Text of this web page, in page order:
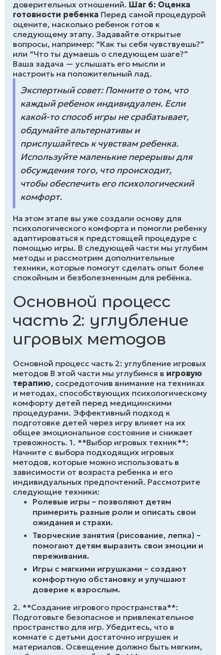
доверительных отношений. Шаг 6: Оценка
готовности ребенка Перед самой процедурой
оцените, насколько ребенок готов к
следующему этапу. Задавайте открытые
вопросы, например: “Как ты себя чувствуешь?”
или “Что ты думаешь о следующем шаге?”
Ваша задача — услышать его мысли и
настроить на положительный лад.
Экспертный совет: Помните о том, что
каждый ребенок индивидуален. Если
какой-то способ игры не срабатывает,
обдумайте альтернативы и
прислушайтесь к чувствам ребенка.
Используйте маленькие перерывы для
обсуждения того, что происходит,
чтобы обеспечить его психологический
комфорт.
На этом этапе вы уже создали основу для
психологического комфорта и помогли ребенку
адаптироваться к предстоящей процедуре с
помощью игры. В следующей части мы углубим
методы и рассмотрим дополнительные
техники, которые помогут сделать опыт более
спокойным и безболезненным для ребёнка.
Основной процесс
часть 2: углубление
игровых методов
Основной процесс часть 2: углубление игровых
методов В этой части мы углубимся в игровую
терапию, сосредоточив внимание на техниках
и методах, способствующих психологическому
комфорту детей перед медицинскими
процедурами. Эффективный подход к
подготовке детей через игру влияет на их
общее эмоциональное состояние и снижает
тревожность. 1. **Выбор игровых техник**:
Начните с выбора подходящих игровых
методов, которые можно использовать в
зависимости от возраста ребенка и его
индивидуальных предпочтений. Рассмотрите
следующие техники:
Ролевые игры – позволяют детям
примерить разные роли и описать свои
ожидания и страхи.
Творческие занятия (рисование, лепка) –
помогают детям выразить свои эмоции и
переживания.
Игры с мягкими игрушками – создают
комфортную обстановку и улучшают
доверие к взрослым.
2. **Создание игрового пространства**:
Подготовьте безопасное и привлекательное
пространство для игр. Убедитесь, что в
комнате с детьми достаточно игрушек и
материалов. Освещение должно быть мягким,